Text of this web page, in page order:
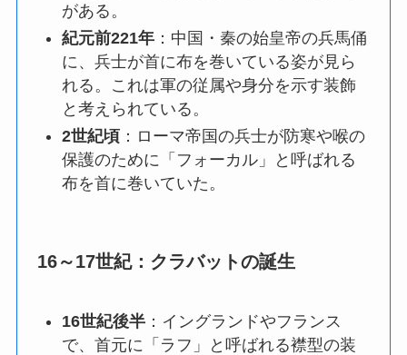
がある。
紀元前221年 ： 中国・秦の始皇帝の兵馬俑
に、兵士が首に布を巻いている姿が見ら
れる。これは軍の従属や身分を示す装飾
と考えられている。
2世紀頃 ： ローマ帝国の兵士が防寒や喉の
保護のために「フォーカル」と呼ばれる
布を首に巻いていた。
16～17世紀：クラバットの誕生
16世紀後半 ： イングランドやフランス
で、首元に「ラフ」と呼ばれる襟型の装